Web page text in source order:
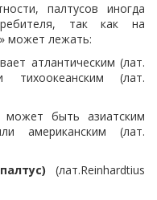
палтусов иногда
так как на
может лежать:
атлантическим (лат.
тихоокеанским (лат.
быть азиатским
американским (лат.
(лат.Reinhardtius